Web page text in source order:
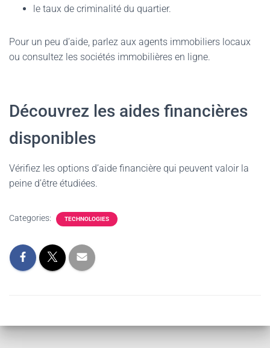
le taux de criminalité du quartier.
Pour un peu d’aide, parlez aux agents immobiliers locaux
ou consultez les sociétés immobilières en ligne.
Découvrez les aides financières
disponibles
Vérifiez les options d’aide financière qui peuvent valoir la
peine d’être étudiées.
Categories: TECHNOLOGIES